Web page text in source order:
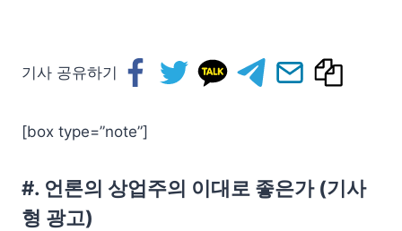
기사 공유하기
[box type=”note”]
#. 언론의 상업주의 이대로 좋은가 (기사
형 광고)